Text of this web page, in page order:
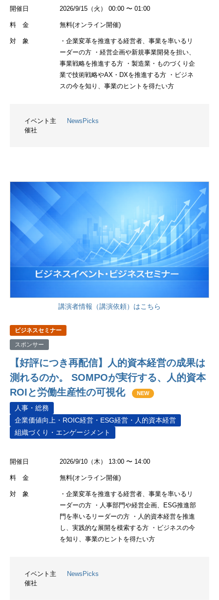
開催日 2026/9/15（火） 00:00 〜 01:00
料 金 無料(オンライン開催)
対 象
・企業変革を推進する経営者、事業を率いるリ
ーダーの方 ・経営企画や新規事業開発を担い、
事業戦略を推進する方 ・製造業・ものづくり企
業で技術戦略やAX・DXを推進する方 ・ビジネ
スの今を知り、事業のヒントを得たい方
イベント主
催社
NewsPicks
講演者情報（講演依頼）はこちら
ビジネスセミナー
スポンサー
【好評につき再配信】人的資本経営の成果は
測れるのか。 SOMPOが実行する、人的資本
ROIと労働生産性の可視化
NEW
人事・総務
企業価値向上・ROIC経営・ESG経営・人的資本経営
組織づくり・エンゲージメント
開催日 2026/9/10（木） 13:00 〜 14:00
料 金 無料(オンライン開催)
対 象
・企業変革を推進する経営者、事業を率いるリ
ーダーの方 ・人事部門や経営企画、ESG推進部
門を率いるリーダーの方 ・人的資本経営を推進
し、実践的な展開を模索する方 ・ビジネスの今
を知り、事業のヒントを得たい方
イベント主
催社
NewsPicks